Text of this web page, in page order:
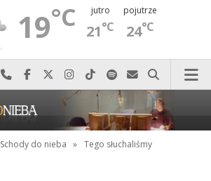
19°C jutro
21°C
pojutrze
24°C
Najlepiej po prostu do nas zadzwoń
Odwiedź nas na Facebook-u
Odwiedź nas na X
Odwiedź nas na Instagram-ie
Odwiedź nas na TikTok-u
Szukaj nas na Spotify
Wyślij do nas
Szukaj
Schody do nieba » Tego słuchaliśmy